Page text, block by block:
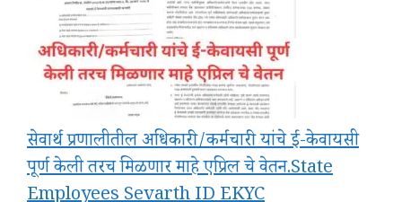
सेवार्थ प्रणालीतील अधिकारी/कर्मचारी यांचे ई-केवायसी
पूर्ण केली तरच मिळणार माहे एप्रिल चे वेतन.State